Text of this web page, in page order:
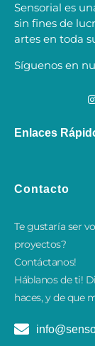
Sensorial es
sin fines de
artes en toda
Síguenos en
Enlaces
Contacto
Te gustaría ser
proyectos?
Contáctanos!
​Háblanos de ti!
haces, y de que